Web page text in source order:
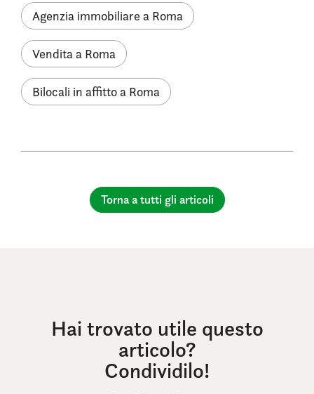
Agenzia immobiliare a Roma
Vendita a Roma
Bilocali in affitto a Roma
Torna a tutti gli articoli
Hai trovato utile questo
articolo?
Condividilo!